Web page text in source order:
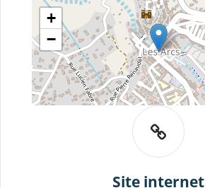
+
−
Site internet